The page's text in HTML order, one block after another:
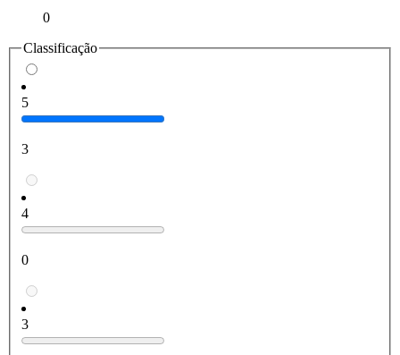
0
Classificação
5
3
4
0
3